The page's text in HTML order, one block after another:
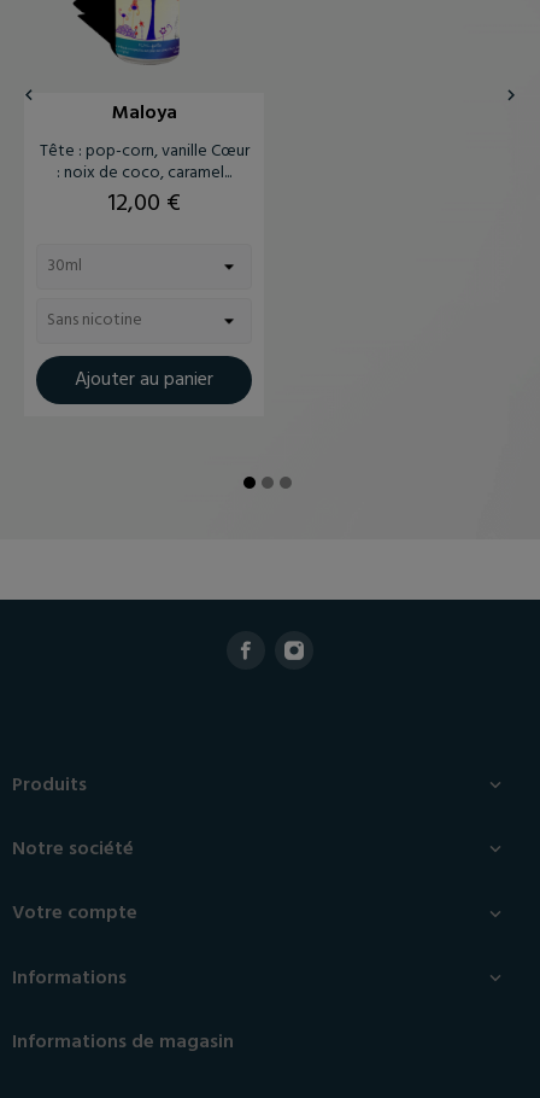
Maloya
Tête : pop-corn, vanille Cœur
: noix de coco, caramel...
Prix
12,00 €
Ajouter au panier
 
Produits 
Notre société 
Votre compte 
Informations 
Informations de magasin